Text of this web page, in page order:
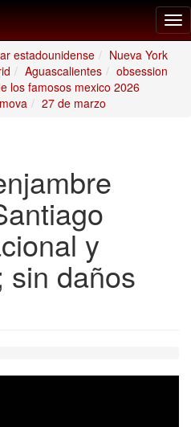
estadounidense
Nueva York
Aguascalientes
obsession
los famosos mexico 2026
27 de marzo
y
sin daños